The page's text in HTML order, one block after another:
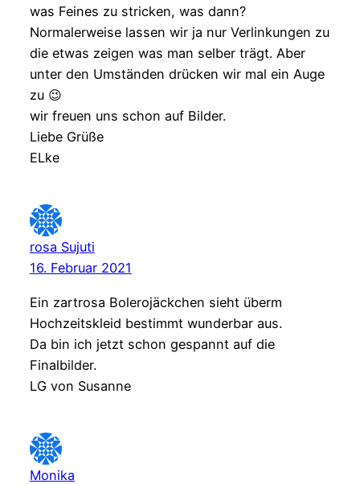
was Feines zu stricken, was dann?
Normalerweise lassen wir ja nur Verlinkungen zu
die etwas zeigen was man selber trägt. Aber
unter den Umständen drücken wir mal ein Auge
zu 😉
wir freuen uns schon auf Bilder.
Liebe Grüße
ELke
rosa Sujuti
16. Februar 2021
Ein zartrosa Bolerojäckchen sieht überm
Hochzeitskleid bestimmt wunderbar aus.
Da bin ich jetzt schon gespannt auf die
Finalbilder.
LG von Susanne
Monika